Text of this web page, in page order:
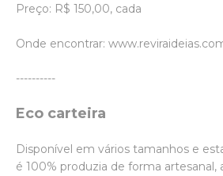
Preço: R$ 150,00, cada
Onde encontrar:
----------
Eco carteira
Disponível em vários tamanhos e
é 100% produzia de forma artesanal,